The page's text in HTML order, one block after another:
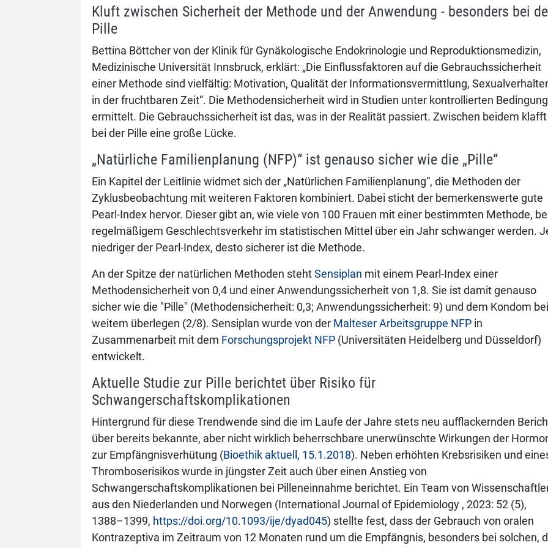
Kluft zwischen Sicherheit der Methode und der Anwendung - besonders bei
Pille
Bettina Böttcher von der Klinik für Gynäko­logische Endokrinologie und Reproduktionsmedizin,
Medizinische Universität Innsbruck, erklärt: „Die Einflussfaktoren auf die Gebrauchssicherheit
einer Methode sind vielfältig: Motivation, Qualität der Infor­ma­tionsvermittlung,
in der fruchtbaren Zeit“. Die Methodensicherheit wird in Studien unter kontrollierten
ermittelt. Die Gebrauchssicherheit ist das, was in der Realität passiert. Zwischen beidem klafft
bei der Pille eine große Lücke.
„Natürliche Familienplanung (NFP)“ ist genauso sicher wie die „Pille“
Ein Kapitel der Leitlinie widmet sich der „Natürlichen Familienplanung“, die Methoden der
Zyklusbeob­achtung mit weiteren Faktoren kombiniert. Dabei sticht der bemerkenswerte gute
Pearl-Index hervor. Dieser gibt an, wie viele von 100 Frauen mit einer bestimmten Methode,
regelmäßigem Geschlechtsverkehr im statistischen Mittel über ein Jahr schwanger werden.
niedriger der Pearl-Index, desto sicherer ist die Methode.
An der Spitze der natürlichen Methoden stehtSensiplan mit einem Pearl-Index einer
Methodensicherheit von 0,4 und einer Anwendungssicherheit von 1,8. Sie ist damit genauso
sicher wie die "Pille" (Methodensicherheit: 0,3; Anwendungssicherheit: 9) und dem Kondom bei
weitem überlegen (2/8). Sensiplan wurde von der Malteser Arbeitsgruppe NFP in
Zusammenarbeit mit dem Forschungsprojekt NFP (Universitäten Heidelberg und Düsseldorf)
entwickelt.
Aktuelle Studie zur Pille berichtet über Risiko für
Schwangerschaftskomplikationen
Hintergrund für diese Trendwende sind die im Laufe der Jahre stets neu aufflackernden
über bereits bekannte, aber nicht wirklich beherrschbare unerwünschte Wirkungen der
zur Empfängnisverhütung (Bioethik aktuell, 15.1.2018). Neben erhöhten Krebsrisiken und
Thromboserisikos wurde in jüngster Zeit auch über einen Anstieg von
Schwangerschaftskomplikationen bei Pilleneinnahme berichtet. Ein Team von
aus den Niederlanden und Norwegen (International Journal of Epidemiology , 2023: 52 (5),
1388–1399, https://doi.org/10.1093/ije/dyad045) stellte fest, dass der Gebrauch von oralen
Kontrazeptiva im Zeitraum von 12 Monaten rund um die Empfängnis, besonders bei solchen,